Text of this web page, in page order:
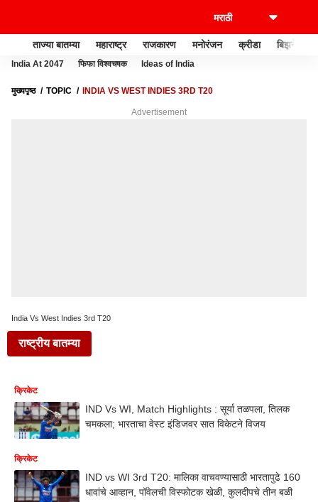
ताज्या बातम्या महाराष्ट्र राजकारण मनोरंजन क्रीडा बिझनेस
India At 2047 फिफा विश्वचषक Ideas of India
मुख्यपृष्ठ TOPIC INDIA VS WEST INDIES 3RD T20
Advertisement
India Vs West Indies 3rd T20
राष्ट्रीय बातम्या
क्रिकेट
IND Vs WI, Match Highlights : सूर्या तळपला, तिलक
चमकला; भारताचा वेस्ट इंडिजवर सात विकेटने विजय
क्रिकेट
IND vs WI 3rd T20: मालिका वाचवण्यासाठी भारतापुढे 160
धावांचे आव्हान, पॉवेलची विस्फोटक खेळी, कुलदीपचे तीन बळी